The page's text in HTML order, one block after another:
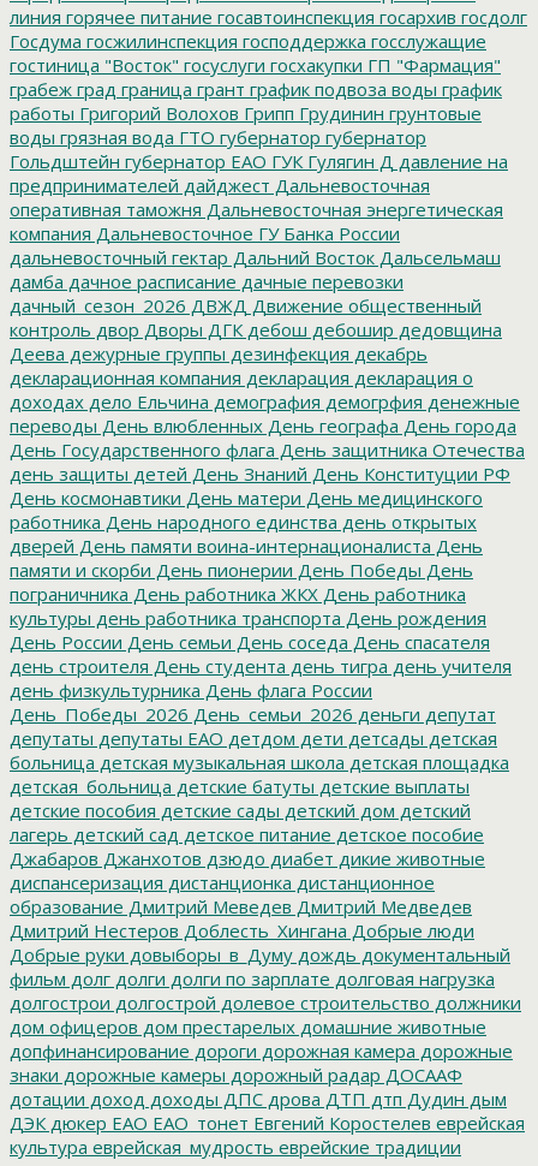
линия горячее питание госавтоинспекция госархив госдолг
Госдума госжилинспекция господдержка госслужащие
гостиница "Восток" госуслуги госхакупки ГП "Фармация"
грабеж град граница грант график подвоза воды график
работы Григорий Волохов Грипп Грудинин грунтовые
воды грязная вода ГТО губернатор губернатор
Гольдштейн губернатор ЕАО ГУК Гулягин Д давление на
предпринимателей дайджест Дальневосточная
оперативная таможня Дальневосточная энергетическая
компания Дальневосточное ГУ Банка России
дальневосточный гектар Дальний Восток Дальсельмаш
дамба дачное расписание дачные перевозки
дачный_сезон_2026 ДВЖД Движение общественный
контроль двор Дворы ДГК дебош дебошир дедовщина
Деева дежурные группы дезинфекция декабрь
декларационная компания декларация декларация о
доходах дело Ельчина демография демогрфия денежные
переводы День влюбленных День географа День города
День Государственного флага День защитника Отечества
день защиты детей День Знаний День Конституции РФ
День космонавтики День матери День медицинского
работника День народного единства день открытых
дверей День памяти воина-интернационалиста День
памяти и скорби День пионерии День Победы День
пограничника День работника ЖКХ День работника
культуры день работника транспорта День рождения
День России День семьи День соседа День спасателя
день строителя День студента день тигра день учителя
день физкультурника День флага России
День_Победы_2026 День_семьи_2026 деньги депутат
депутаты депутаты ЕАО детдом дети детсады детская
больница детская музыкальная школа детская площадка
детская_больница детские батуты детские выплаты
детские пособия детские сады детский дом детский
лагерь детский сад детское питание детское пособие
Джабаров Джанхотов дзюдо диабет дикие животные
диспансеризация дистанционка дистанционное
образование Дмитрий Меведев Дмитрий Медведев
Дмитрий Нестеров Доблесть_Хингана Добрые люди
Добрые руки довыборы_в_Думу дождь документальный
фильм долг долги долги по зарплате долговая нагрузка
долгострои долгострой долевое строительство должники
дом офицеров дом престарелых домашние животные
допфинансирование дороги дорожная камера дорожные
знаки дорожные камеры дорожный радар ДОСААФ
дотации доход доходы ДПС дрова ДТП дтп Дудин дым
ДЭК дюкер ЕАО ЕАО_тонет Евгений Коростелев еврейская
культура еврейская_мудрость еврейские традиции